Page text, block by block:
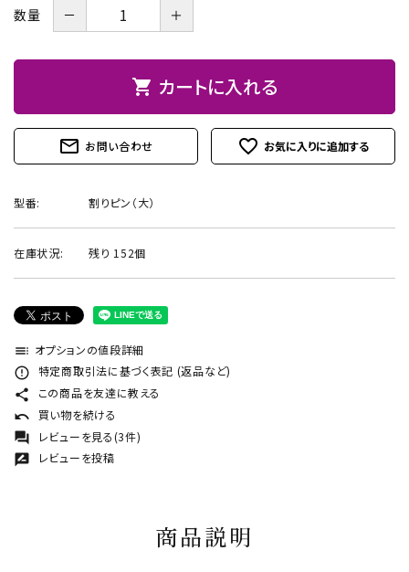
数量 － ＋
shopping_cart カートに入れる
mail_outline お問い合わせ favorite_outline
型番: 割りピン（大）
在庫状況: 残り 152個
toc オプションの値段詳細
error_outline 特定商取引法に基づく表記 (返品など)
share この商品を友達に教える
undo 買い物を続ける
forum レビューを見る(3件)
rate_review レビューを投稿
商品説明